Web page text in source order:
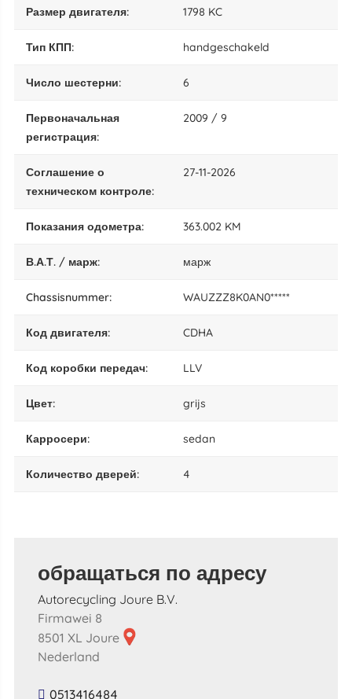
размер двигателя: 1798 KC
тип КПП: handgeschakeld
число шестерни: 6
Первоначальная
регистрация:
2009 / 9
Соглашение о
техническом контроле:
27-11-2026
показания одометра: 363.002 KM
В.А.Т. / марж: марж
chassisnummer: WAUZZZ8K0AN0*****
код двигателя: CDHA
код коробки передач: LLV
цвет: grijs
карросери: sedan
количество дверей: 4
обращаться по адресу
Autorecycling Joure B.V.
Firmawei 8
8501 XL Joure
Nederland
0513416484